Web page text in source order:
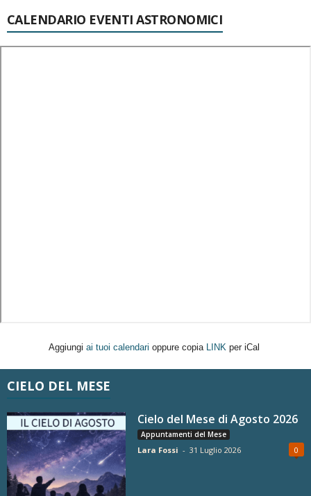
CALENDARIO EVENTI ASTRONOMICI
Aggiungi ai tuoi calendari oppure copia LINK per iCal
CIELO DEL MESE
Cielo del Mese di Agosto 2026
Appuntamenti del Mese
Lara Fossi - 31 Luglio 2026 0